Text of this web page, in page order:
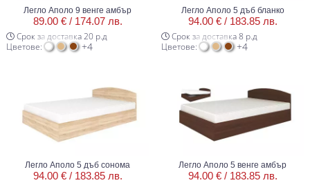
Легло Аполо 9 венге амбър
89.00 € / 174.07 лв.
Срок за доставка 20 р.д
Цветове:
+4
Легло Аполо 5 дъб бланко
94.00 € / 183.85 лв.
Срок за доставка 8 р.д
Цветове:
+4
Легло Аполо 5 дъб сонома
94.00 € / 183.85 лв.
Легло Аполо 5 венге амбър
94.00 € / 183.85 лв.